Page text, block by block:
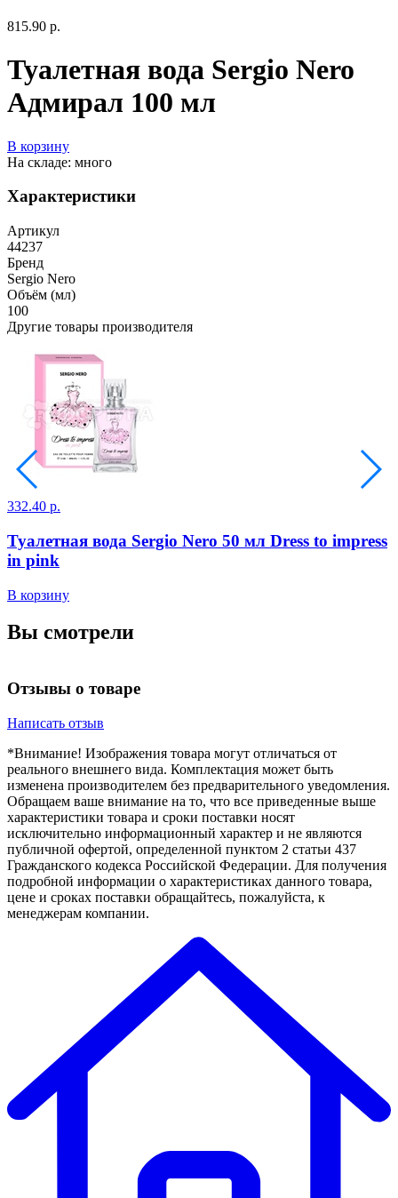
815.90 р.
Туалетная вода Sergio Nero
Адмирал 100 мл
В корзину
На складе: много
Характеристики
Артикул
44237
Бренд
Sergio Nero
Объём (мл)
100
Другие товары производителя
332.40 р.
Туалетная вода Sergio Nero 50 мл Dress to impress
in pink
В корзину
Вы смотрели
Отзывы о товаре
Написать отзыв
*Внимание! Изображения товара могут отличаться от
реального внешнего вида. Комплектация может быть
изменена производителем без предварительного уведомления.
Обращаем ваше внимание на то, что все приведенные выше
характеристики товара и сроки поставки носят
исключительно информационный характер и не являются
публичной офертой, определенной пунктом 2 статьи 437
Гражданского кодекса Российской Федерации. Для получения
подробной информации о характеристиках данного товара,
цене и сроках поставки обращайтесь, пожалуйста, к
менеджерам компании.